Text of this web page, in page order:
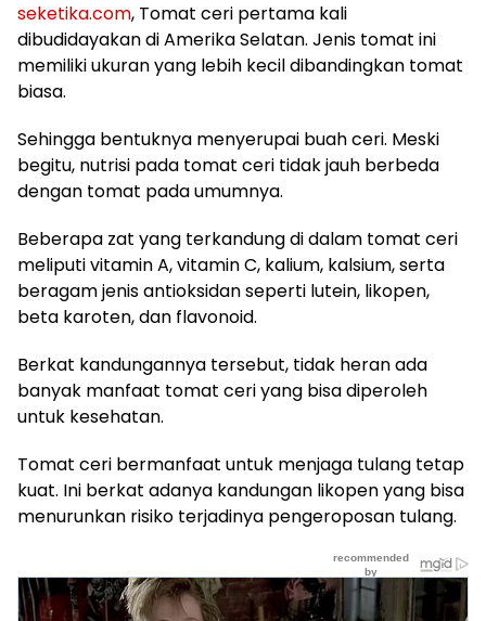
seketika.com, Tomat ceri pertama kali
dibudidayakan di Amerika Selatan. Jenis tomat ini
memiliki ukuran yang lebih kecil dibandingkan tomat
biasa.
Sehingga bentuknya menyerupai buah ceri. Meski
begitu, nutrisi pada tomat ceri tidak jauh berbeda
dengan tomat pada umumnya.
Beberapa zat yang terkandung di dalam tomat ceri
meliputi vitamin A, vitamin C, kalium, kalsium, serta
beragam jenis antioksidan seperti lutein, likopen,
beta karoten, dan flavonoid.
Berkat kandungannya tersebut, tidak heran ada
banyak manfaat tomat ceri yang bisa diperoleh
untuk kesehatan.
Tomat ceri bermanfaat untuk menjaga tulang tetap
kuat. Ini berkat adanya kandungan likopen yang bisa
menurunkan risiko terjadinya pengeroposan tulang.